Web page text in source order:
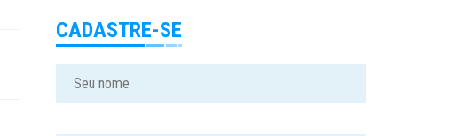
CADASTRE-SE